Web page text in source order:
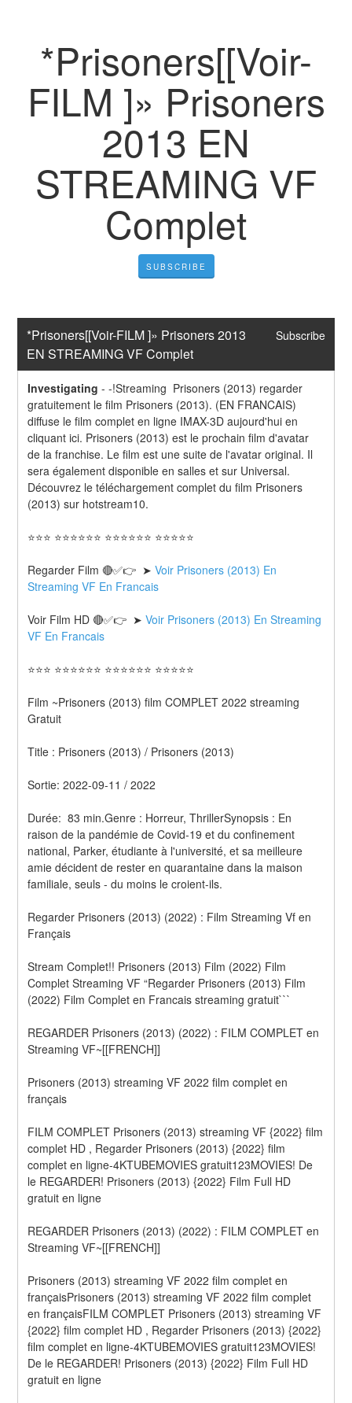
*Prisoners[[Voir-
FILM ]» Prisoners
2013 EN
STREAMING VF
Complet
SUBSCRIBE
*Prisoners[[Voir-FILM ]» Prisoners 2013
EN STREAMING VF Complet
Subscribe
Investigating --!Streaming  Prisoners (2013) regarder
gratuitement le film Prisoners (2013). (EN FRANCAIS)
diffuse le film complet en ligne IMAX-3D aujourd'hui en
cliquant ici. Prisoners (2013) est le prochain film d'avatar
de la franchise. Le film est une suite de l'avatar original. Il
sera également disponible en salles et sur Universal.
Découvrez le téléchargement complet du film Prisoners
(2013) sur hotstream10.
⭐⭐⭐ ⭐⭐⭐⭐⭐⭐ ⭐⭐⭐⭐⭐⭐ ⭐⭐⭐⭐⭐
Regarder Film 🔴✅👉  ➤ Voir Prisoners (2013) En
Streaming VF En Francais
Voir Film HD 🔴✅👉  ➤ Voir Prisoners (2013) En Streaming
VF En Francais
⭐⭐⭐ ⭐⭐⭐⭐⭐⭐ ⭐⭐⭐⭐⭐⭐ ⭐⭐⭐⭐⭐
Film ~Prisoners (2013) film COMPLET 2022 streaming
Gratuit
Title : Prisoners (2013) / Prisoners (2013)
Sortie: 2022-09-11 / 2022
Durée:  83 min.Genre : Horreur, ThrillerSynopsis : En
raison de la pandémie de Covid-19 et du confinement
national, Parker, étudiante à l'université, et sa meilleure
amie décident de rester en quarantaine dans la maison
familiale, seuls - du moins le croient-ils.
Regarder Prisoners (2013) (2022) : Film Streaming Vf en
Français
Stream Complet!! Prisoners (2013) Film (2022) Film
Complet Streaming VF “Regarder Prisoners (2013) Film
(2022) Film Complet en Francais streaming gratuit```
REGARDER Prisoners (2013) (2022) : FILM COMPLET en
Streaming VF~[[FRENCH]]
Prisoners (2013) streaming VF 2022 film complet en
français
FILM COMPLET Prisoners (2013) streaming VF {2022} film
complet HD , Regarder Prisoners (2013) {2022} film
complet en ligne-4KTUBEMOVIES gratuit123MOVIES! De
le REGARDER! Prisoners (2013) {2022} Film Full HD
gratuit en ligne
REGARDER Prisoners (2013) (2022) : FILM COMPLET en
Streaming VF~[[FRENCH]]
Prisoners (2013) streaming VF 2022 film complet en
françaisPrisoners (2013) streaming VF 2022 film complet
en françaisFILM COMPLET Prisoners (2013) streaming VF
{2022} film complet HD , Regarder Prisoners (2013) {2022}
film complet en ligne-4KTUBEMOVIES gratuit123MOVIES!
De le REGARDER! Prisoners (2013) {2022} Film Full HD
gratuit en ligne